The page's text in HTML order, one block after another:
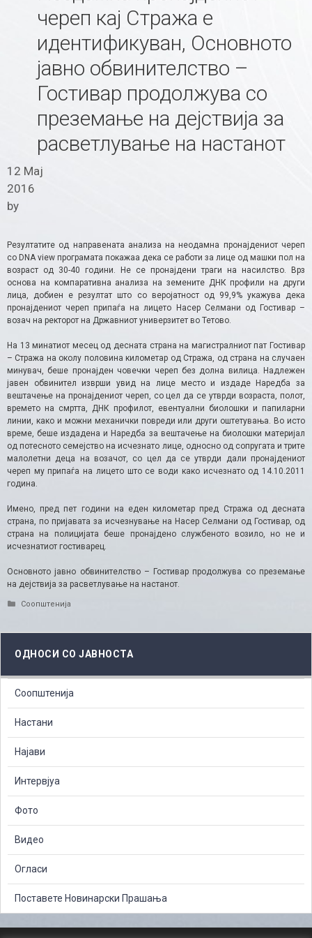
череп кај Стража е
идентификуван, Основното
јавно обвинителство –
Гостивар продолжува со
преземање на дејствија за
расветлување на настанот
12 Мај
2016
by
Резултатите од направената анализа на неодамна пронајдениот череп
со DNA view програмата покажаа дека се работи за лице од машки пол на
возраст од 30-40 години. Не се пронајдени траги на насилство. Врз
основа на компаративна анализа на земените ДНК профили на други
лица, добиен е резултат што со веројатност од 99,9% укажува дека
пронајдениот череп припаѓа на лицето Насер Селмани од Гостивар –
возач на ректорот на Државниот универзитет во Тетово.
На 13 минатиот месец од десната страна на магистралниот пат Гостивар
– Стража на околу половина километар од Стража, од страна на случаен
минувач, беше пронајден човечки череп без долна вилица. Надлежен
јавен обвинител изврши увид на лице место и издаде Наредба за
вештачење на пронајдениот череп, со цел да се утврди возраста, полот,
времето на смртта, ДНК профилот, евентуални биолошки и папиларни
линии, како и можни механички повреди или други оштетувања. Во исто
време, беше издадена и Наредба за вештачење на биолошки материјал
од потесното семејство на исчезнато лице, односно од сопругата и трите
малолетни деца на возачот, со цел да се утврди дали пронајдениот
череп му припаѓа на лицето што се води како исчезнато од 14.10.2011
година.
Имено, пред пет години на еден километар пред Стража од десната
страна, по пријавата за исчезнување на Насер Селмани од Гостивар, од
страна на полицијата беше пронајдено службеното возило, но не и
исчезнатиот гостиварец.
Основното јавно обвинителство – Гостивар продолжува со преземање
на дејствија за расветлување на настанот.
Categories
Соопштенија
ОДНОСИ СО ЈАВНОСТА
Соопштенија
Настани
Најави
Интервјуа
Фото
Видео
Огласи
Поставете Новинарски Прашања